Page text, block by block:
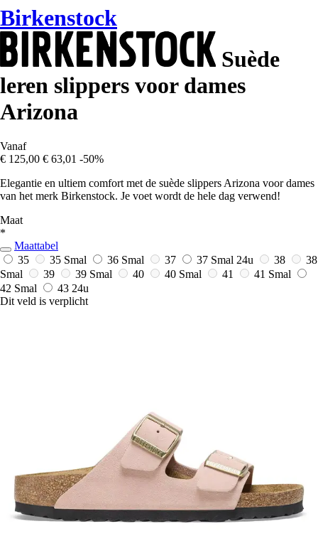
Birkenstock
Suède
leren slippers voor dames
Arizona
Vanaf
€ 125,00 € 63,01 -50%
Elegantie en ultiem comfort met de suède slippers Arizona voor dames
van het merk Birkenstock. Je voet wordt de hele dag verwend!
Maat
*
Maattabel
35
35 Smal 36 Smal 37 37 Smal 24u 38
38
Smal
39 39 Smal 40 40 Smal 41
41 Smal
42 Smal
43 24u
Dit veld is verplicht